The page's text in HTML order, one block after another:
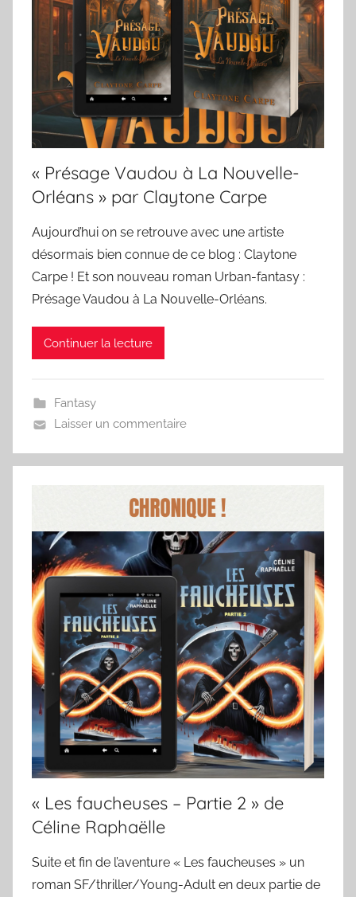
« Présage Vaudou à La Nouvelle-
Orléans » par Claytone Carpe
Aujourd’hui on se retrouve avec une artiste
désormais bien connue de ce blog : Claytone
Carpe ! Et son nouveau roman Urban-fantasy :
Présage Vaudou à La Nouvelle-Orléans.
Continuer la lecture
Fantasy
Laisser un commentaire
« Les faucheuses – Partie 2 » de
Céline Raphaëlle
Suite et fin de l’aventure « Les faucheuses » un
roman SF/thriller/Young-Adult en deux partie de